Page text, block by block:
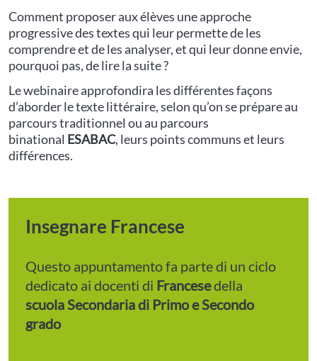
Comment proposer aux élèves une approche
progressive des textes qui leur permette de les
comprendre et de les analyser, et qui leur donne envie,
pourquoi pas, de lire la suite ?
Le webinaire approfondira les différentes façons
d’aborder le texte littéraire, selon qu’on se prépare au
parcours traditionnel ou au parcours
binational ESABAC, leurs points communs et leurs
différences.
Insegnare Francese
Questo appuntamento fa parte di un ciclo
dedicato ai docenti di Francesedella
scuola Secondaria di Primo e Secondo
grado